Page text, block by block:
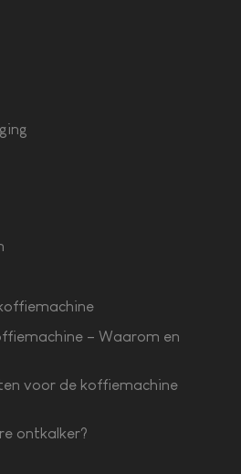
– Waarom en
voor de koffiemachine
ontkalker?